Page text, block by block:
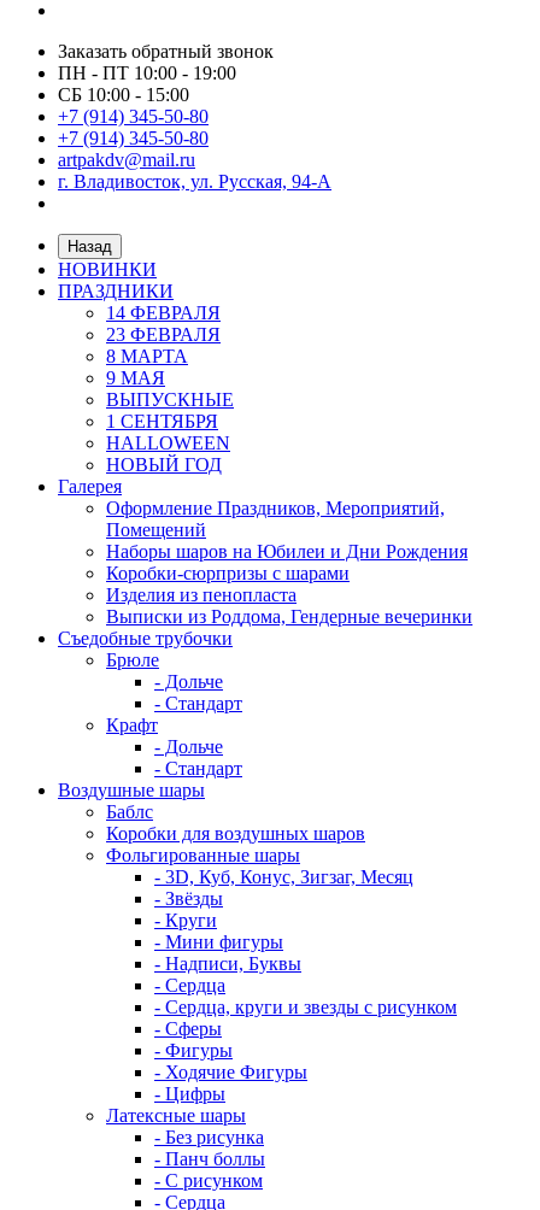
Заказать обратный звонок
ПН - ПТ 10:00 - 19:00
СБ 10:00 - 15:00
+7 (914) 345-50-80
+7 (914) 345-50-80
artpakdv@mail.ru
г. Владивосток, ул. Русская, 94-А
Назад
НОВИНКИ
ПРАЗДНИКИ
14 ФЕВРАЛЯ
23 ФЕВРАЛЯ
8 МАРТА
9 МАЯ
ВЫПУСКНЫЕ
1 СЕНТЯБРЯ
HALLOWEEN
НОВЫЙ ГОД
Галерея
Оформление Праздников, Мероприятий,
Помещений
Наборы шаров на Юбилеи и Дни Рождения
Коробки-сюрпризы с шарами
Изделия из пенопласта
Выписки из Роддома, Гендерные вечеринки
Съедобные трубочки
Брюле
- Дольче
- Стандарт
Крафт
- Дольче
- Стандарт
Воздушные шары
Баблс
Коробки для воздушных шаров
Фольгированные шары
- 3D, Куб, Конус, Зигзаг, Месяц
- Звёзды
- Круги
- Мини фигуры
- Надписи, Буквы
- Сердца
- Сердца, круги и звезды с рисунком
- Сферы
- Фигуры
- Ходячие Фигуры
- Цифры
Латексные шары
- Без рисунка
- Панч боллы
- С рисунком
- Сердца